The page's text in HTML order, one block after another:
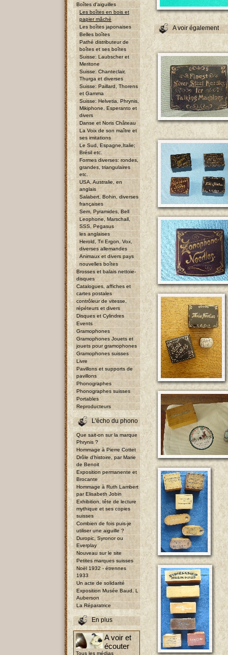
Boîtes d'aiguilles
Les boîtes en bois et
papier mâché
Les boîtes japonaises
Belles boîtes
Pathé distributeur de
boîtes et ses boîtes
Suisse: Laubscher et
Meritone
Suisse: Chanteclair,
Thurga et diverses
Suisse: Paillard, Thorens
et Gamma
Suisse: Helvetia, Phrynis,
Mikiphone, Esperanto et
divers
Danse et Noris Château
La Voix de son maître et
ses imitations
Le Sud, Espagne,Italie;
Brésil etc.
Formes diverses: rondes,
grandes, triangulaires
etc.
USA, Australie, en
anglais
Salabert, Bohin, diverses
françaises
Sem, Pyramides, Bell
Leophone, Marschall,
SSS, Pegasus
les anglaises
Herold, Tri Ergon, Vox,
diverses allemandes
Animaux et divers pays
nouvelles boîtes
Brosses et balais nettoie-
disques
Catalogues, affiches et
cartes postales
contrôleur de vitesse,
répéteurs et divers
Disques et Cylindres
Events
Gramophones
Gramophones Jouets et
jouets pour gramophones
Gramophones suisses
Livre
Pavillons et supports de
pavillons
Phonographes
Phonographes suisses
Portables
Reproducteurs
L'écho du phono
Que sait-on sur la marque
Phrynis ?
Hommage à Pierre Cottet
Drôle d'histoire, par Marie
de Benoit
Exposition permanente et
Brocante
Hommage à Ruth Lambert
par Elisabeth Jobin
Exhibition, tête de lecture
mythique et ses copies
suisses
Combien de fois puis-je
utiliser une aiguille ?
Duropic, Syronor ou
Everplay
Nouveau sur le site
Petites marques suisses
Noël 1932 - étrennes
1933
Un acte de solidarité
Exposition Musée Baud, L
Auberson
La Réparatrice
En plus
A voir et
écouter
Tous les médias
A voir également